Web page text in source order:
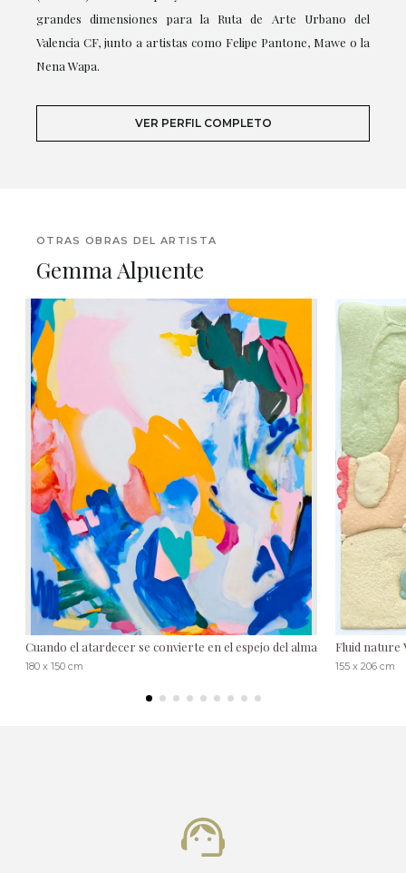
grandes dimensiones para la Ruta de Arte Urbano del
Valencia CF, junto a artistas como Felipe Pantone, Mawe o la
Nena Wapa.
VER PERFIL COMPLETO
OTRAS OBRAS DEL ARTISTA
Gemma Alpuente
Cuando el atardecer se convierte en el espejo del alma
180 x 150 cm
Fluid nature
155 x 206 cm